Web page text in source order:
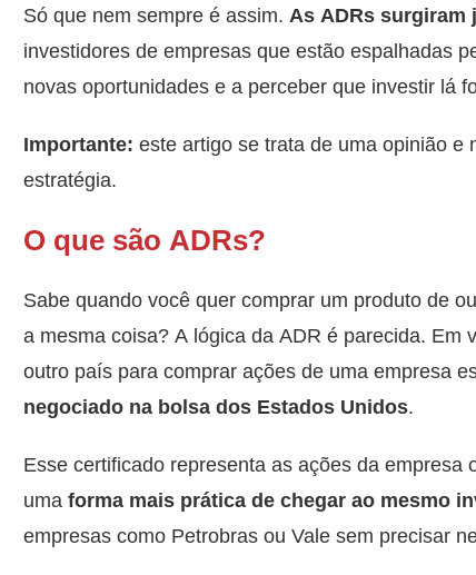
Só que nem sempre é assim. As ADRs surgiram
investidores de empresas que estão espalhadas
novas oportunidades e a perceber que investir lá
Importante: este artigo se trata de uma opinião
estratégia.
O que são ADRs?
Sabe quando você quer comprar um produto de
a mesma coisa? A lógica da ADR é parecida.
outro país para comprar ações de uma empresa
negociado na bolsa dos Estados Unidos.
Esse certificado representa as ações da
uma forma mais prática de chegar ao mesmo
empresas como Petrobras ou Vale sem precisar